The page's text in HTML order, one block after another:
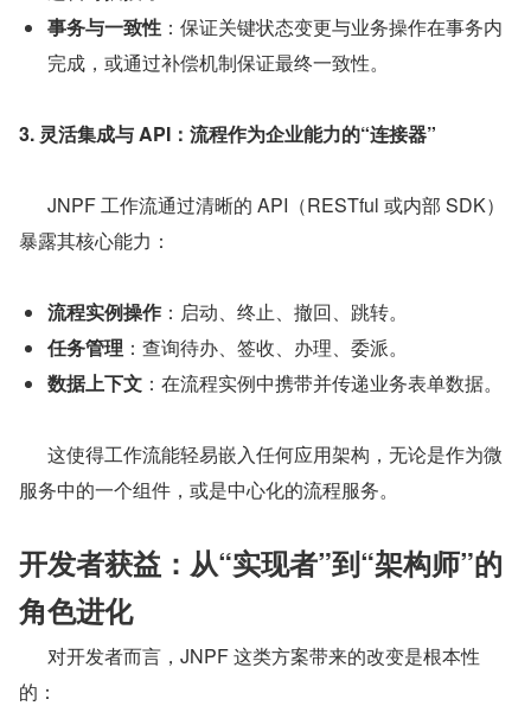
事务与一致性 ：保证关键状态变更与业务操作在事务内
完成，或通过补偿机制保证最终一致性。
3. 灵活集成与 API：流程作为企业能力的“连接器”
暴露其核心能力：
流程实例操作 ：启动、终止、撤回、跳转。
任务管理 ：查询待办、签收、办理、委派。
数据上下文 ：在流程实例中携带并传递业务表单数据。
服务中的一个组件，或是中心化的流程服务。
开发者获益：从“实现者”到“架构师”的
角色进化
的：